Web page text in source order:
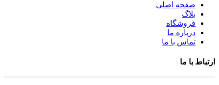
صفحه اصلی
بلاگ
فروشگاه
درباره ما
تماس با ما
ارتباط با ما